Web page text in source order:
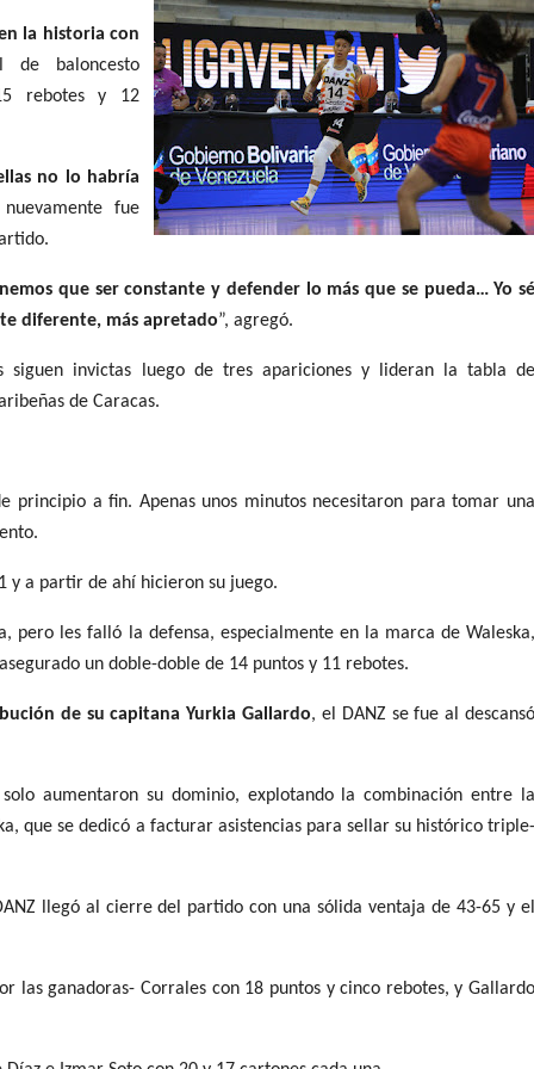
la historia con
baloncesto
rebotes y 12
no lo habría
fue
que ser constante y defender lo más que se pueda… Yo sé
diferente, más apretado”, agregó.
siguen invictas luego de tres apariciones y lideran la tabla de
de Caracas.
principio a fin. Apenas unos minutos necesitaron para tomar una
y a partir de ahí hicieron su juego.
pero les falló la defensa, especialmente en la marca de Waleska,
un doble-doble de 14 puntos y 11 rebotes.
de su capitana Yurkia Gallardo, el DANZ se fue al descansó
aumentaron su dominio, explotando la combinación entre la
que se dedicó a facturar asistencias para sellar su histórico triple-
llegó al cierre del partido con una sólida ventaja de 43-65 y el
las ganadoras- Corrales con 18 puntos y cinco rebotes, y Gallardo